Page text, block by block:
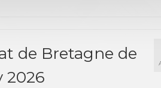
de Bretagne de
2026